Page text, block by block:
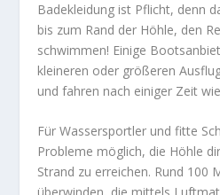
Badekleidung ist Pflicht, denn
bis zum Rand der Höhle, den
schwimmen! Einige
kleineren oder größeren
und fahren nach einiger Zeit
Für Wassersportler und fitte
Probleme möglich, die Höhle
Strand zu erreichen. Rund 100